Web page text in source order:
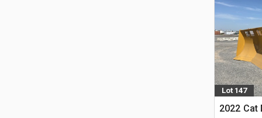
Lot 147
2022 Cat